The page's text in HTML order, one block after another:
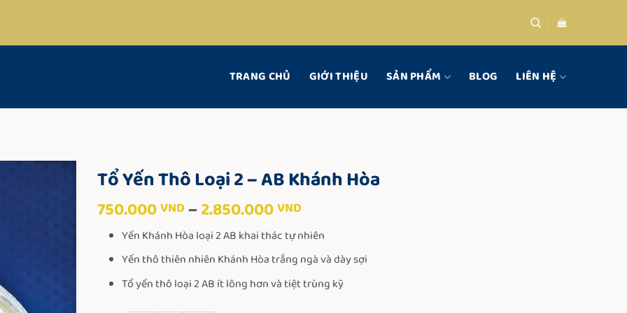
TRANG CHỦ GIỚI THIỆU SẢN PHẨM BLOG LIÊN HỆ
Tổ Yến Thô Loại 2 – AB Khánh Hòa
750.000VND–2.850.000VNDKhoảng
giá:
từ
750.000 VND
đến
2.850.000 VND
Yến Khánh Hòa loại 2 AB khai thác tự nhiên
Yến thô thiên nhiên Khánh Hòa trắng ngà và dày sợi
Tổ yến thô loại 2 AB ít lông hơn và tiệt trùng kỹ